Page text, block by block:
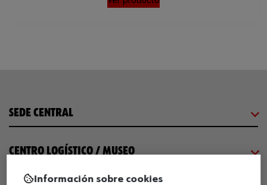
SEDE CENTRAL
CENTRO LOGÍSTICO / MUSEO
Información sobre cookies